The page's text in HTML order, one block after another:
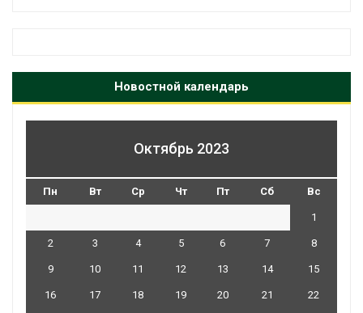
Новостной календарь
Октябрь 2023
Пн Вт Ср Чт Пт Сб Вс
1
2 3 4 5 6 7 8
9 10 11 12 13 14 15
16 17 18 19 20 21 22